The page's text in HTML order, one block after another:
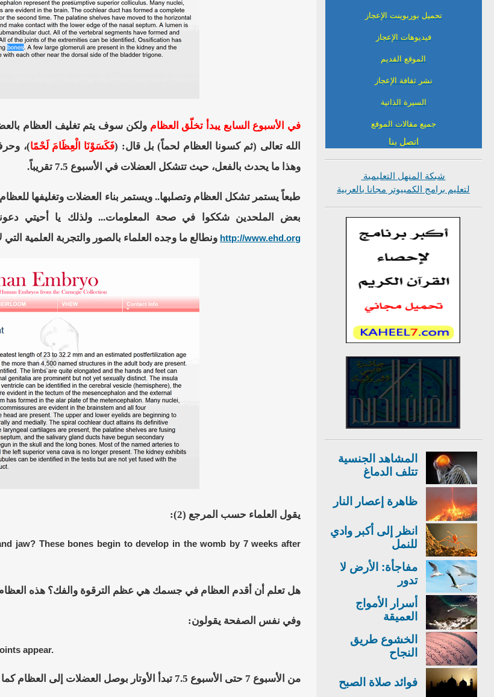
في الأسبوع السابع يبدأ تخلّق العظام ولكن سوف يتم تغليف العظام
الله تعالى (ثم كسونا العظام لحماً) بل قال: (فَكَسَوْنَا الْعِظَامَ لَحْمًا)،
وهذا ما يحدث بالفعل، حيث تتشكل العضلات في الأسبوع 7.5 تقريباً.
طبعاً يستمر تشكل العظام وتصلبها.. ويستمر بناء العضلات وتغليفها
بعض الملحدين شككوا في صحة المعلومات... ولذلك يا أحيتي
http://www.ehd.org ونطالع ما وجده العلماء بالصور والتجربة العلمية
يقول العلماء حسب المرجع (2):
jaw? These bones begin to develop in the womb by 7 weeks after
هل تعلم أن أقدم العظام في جسمك هي عظم الترقوة والفك؟ هذه العظام
وفي نفس الصفحة يقولون:
appear.
من الأسبوع 7 حتى الأسبوع 7.5 تبدأ الأوتار بوصل العضلات إلى العظام كما تظهر مفاصل الركبتين.
تحميل بوربوينت الإعجاز
فيديوهات الإعجاز
الموقع القديم
نشر ثقافة الإعجاز
السيرة الذاتية
جميع مقالات الموقع
اتصل بنا
شبكة المنهل التعليمية
لتعليم برامج الكمبيوتر مجانا بالعربية
المشاهد الجنسية
تتلف الدماغ
ظاهرة إعصار النار
انظر إلى أكبر وادي
للنمل
مفاجأة: الأرض لا
تدور
أسرار الأمواج
العميقة
الخشوع طريق
النجاح
فوائد صلاة الصبح